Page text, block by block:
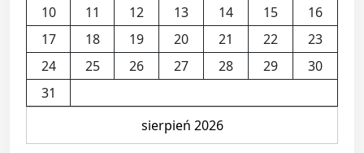
sierpień 2026
10
11 12 13 14 15
16
17
18 19 20 21 22
23
24
25 26 27 28 29
30
31